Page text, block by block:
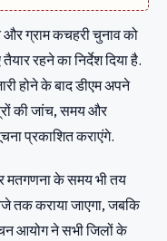
और ग्राम कचहरी चुनाव को
रहने का निर्देश दिया है.
होने के बाद डीएम अपने
की जांच, समय और
प्रकाशित कराएंगे.
मतगणना के समय भी तय
तक कराया जाएगा, जबकि
आयोग ने सभी जिलों के